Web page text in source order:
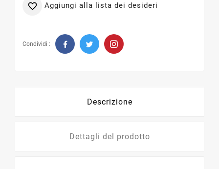
 Aggiungi alla lista dei desideri
Condividi :
Descrizione
Dettagli del prodotto